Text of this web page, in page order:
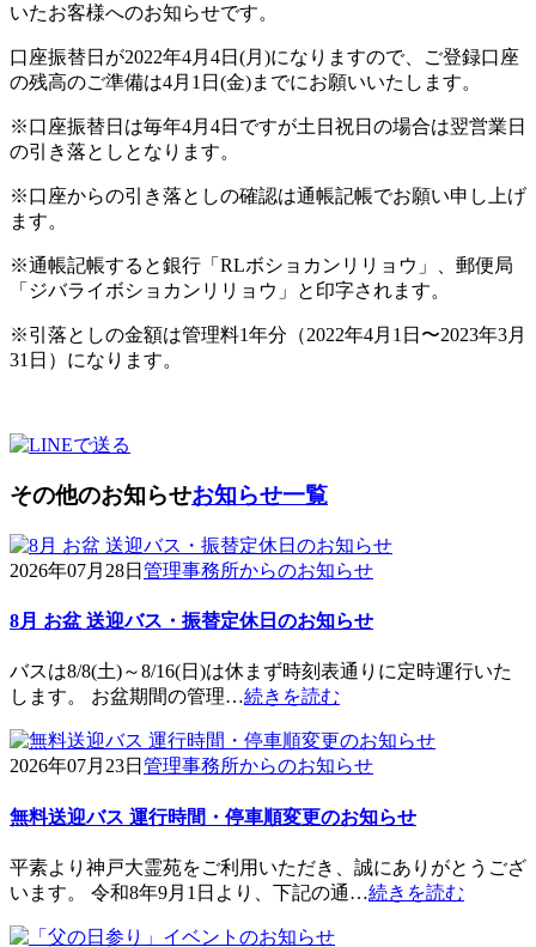
いたお客様へのお知らせです。
口座振替日が2022年4月4日(月)になりますので、ご登録口座
の残高のご準備は4月1日(金)までにお願いいたします。
※口座振替日は毎年4月4日ですが土日祝日の場合は翌営業日
の引き落としとなります。
※口座からの引き落としの確認は通帳記帳でお願い申し上げ
ます。
※通帳記帳すると銀行「RLボショカンリリョウ」、郵便局
「ジバライボショカンリリョウ」と印字されます。
※引落としの金額は管理料1年分（2022年4月1日〜2023年3月
31日）になります。
その他のお知らせお知らせ一覧
2026年07月28日 管理事務所からのお知らせ
8月 お盆 送迎バス・振替定休日のお知らせ
バスは8/8(土)～8/16(日)は休まず時刻表通りに定時運行いた
します。 お盆期間の管理…続きを読む
2026年07月23日 管理事務所からのお知らせ
無料送迎バス 運行時間・停車順変更のお知らせ
平素より神戸大霊苑をご利用いただき、誠にありがとうござ
います。 令和8年9月1日より、下記の通…続きを読む